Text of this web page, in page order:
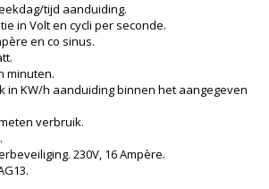
tijd aanduiding.
in Volt en cycli per seconde.
en co sinus.
minuten.
in KW/h aanduiding binnen het aangegeven
verbruik.
230V, 16 Ampère.